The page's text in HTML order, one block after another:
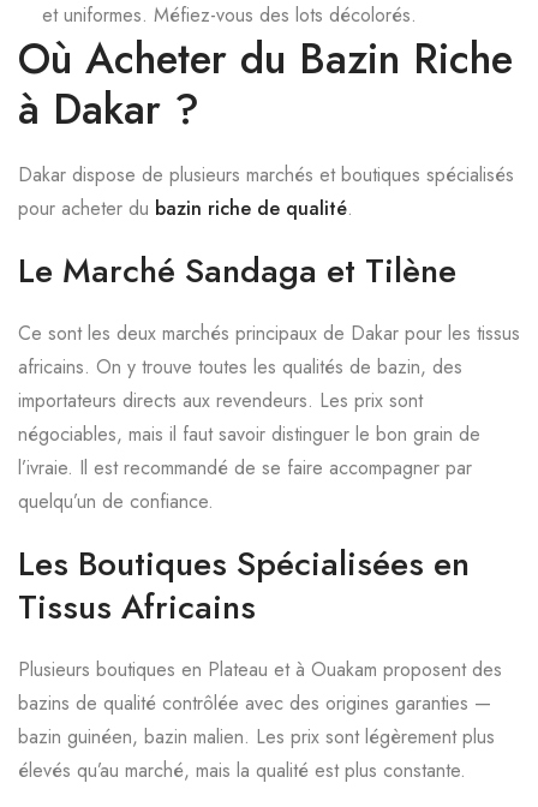
et uniformes. Méfiez-vous des lots décolorés.
Où Acheter du Bazin Riche
à Dakar ?
Dakar dispose de plusieurs marchés et boutiques spécialisés
pour acheter du bazin riche de qualité.
Le Marché Sandaga et Tilène
Ce sont les deux marchés principaux de Dakar pour les tissus
africains. On y trouve toutes les qualités de bazin, des
importateurs directs aux revendeurs. Les prix sont
négociables, mais il faut savoir distinguer le bon grain de
l’ivraie. Il est recommandé de se faire accompagner par
quelqu’un de confiance.
Les Boutiques Spécialisées en
Tissus Africains
Plusieurs boutiques en Plateau et à Ouakam proposent des
bazins de qualité contrôlée avec des origines garanties —
bazin guinéen, bazin malien. Les prix sont légèrement plus
élevés qu’au marché, mais la qualité est plus constante.